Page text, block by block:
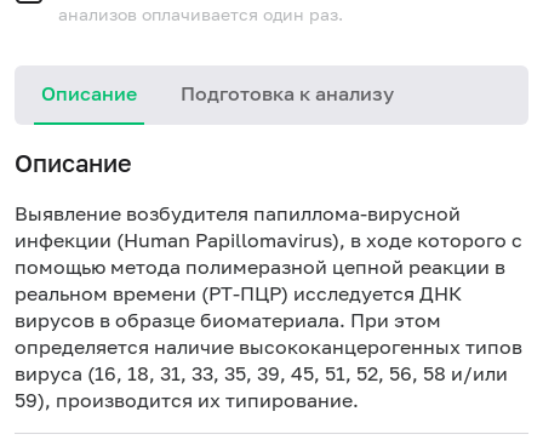
анализов оплачивается один раз.
Описание Подготовка к анализу
Описание
Выявление возбудителя папиллома-вирусной
инфекции (Human Papillomavirus), в ходе которого с
помощью метода полимеразной цепной реакции в
реальном времени (РТ-ПЦР) исследуется ДНК
вирусов в образце биоматериала. При этом
определяется наличие высококанцерогенных типов
вируса (16, 18, 31, 33, 35, 39, 45, 51, 52, 56, 58 и/или
59), производится их типирование.